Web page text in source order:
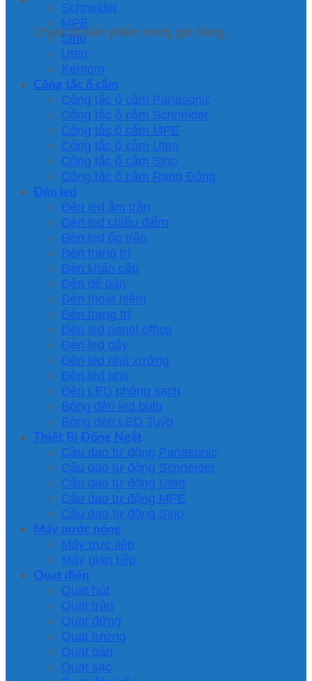
Chưa có sản phẩm trong giỏ hàng.
Schneider
MPE
Sino
Uten
Kentom
Công tắc ổ cắm
Công tắc ổ cắm Panasonic
Công tắc ổ cắm Schneider
Công tắc ổ cắm MPE
Công tắc ổ cắm Uten
Công tắc ổ cắm Sino
Công tắc ổ cắm Rạng Đông
Đèn led
Đèn led âm trần
Đèn led chiếu điểm
Đèn led ốp trần
Đèn trang trí
Đèn khẩn cấp
Đèn để bàn
Đèn thoát hiểm
Đèn trang trí
Đèn led panel office
Đèn led dây
Đèn led nhà xưởng
Đèn led pha
Đèn LED phòng sạch
Bóng đèn led bulb
Bóng đèn LED Tuýp
Thiết Bị Đống Ngắt
Cầu dao tự động Panasonic
Cầu dao tự động Schneider
Cầu dao tự động Uten
Cầu dao tự động MPE
Cầu dao tự động Sino
Máy nước nóng
Máy trực tiếp
Máy gián tiếp
Quạt điện
Quạt hút
Quạt trần
Quạt đứng
Quạt tường
Quạt bàn
Quạt sạc